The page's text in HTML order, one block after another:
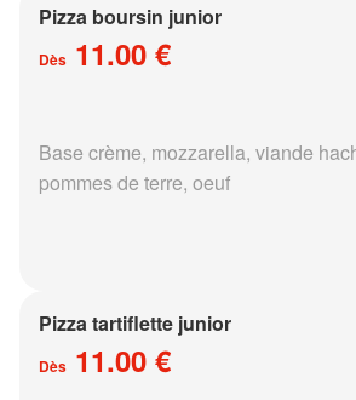
Pizza boursin junior
Dès 11.00 €
Base crème, mozzarella, viande
pommes de terre, oeuf
Pizza tartiflette junior
Dès 11.00 €